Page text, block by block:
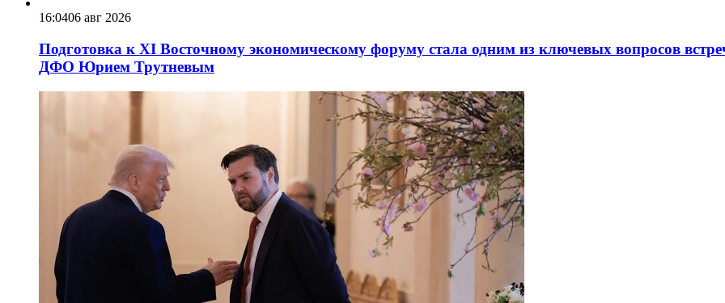
16:0406 авг 2026
Подготовка к XI Восточному экономическому форуму стала одним из ключевых вопросов
ДФО Юрием Трутневым